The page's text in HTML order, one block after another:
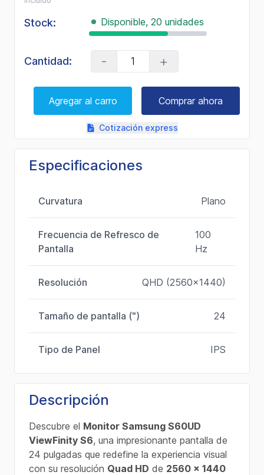
Enlace
la
Stock: Disponible, 20 unidades
Cantidad: - +
Agregar al carro Comprar ahora
Cotización express
Especificaciones
Curvatura Plano
Frecuencia de Refresco de
Pantalla
100
Hz
Resolución QHD (2560x1440)
Tamaño de pantalla (") 24
Tipo de Panel IPS
Descripción
Descubre el Monitor Samsung S60UD
ViewFinity S6, una impresionante pantalla de
24 pulgadas que redefine la experiencia visual
con su resolución Quad HD de 2560 x 1440